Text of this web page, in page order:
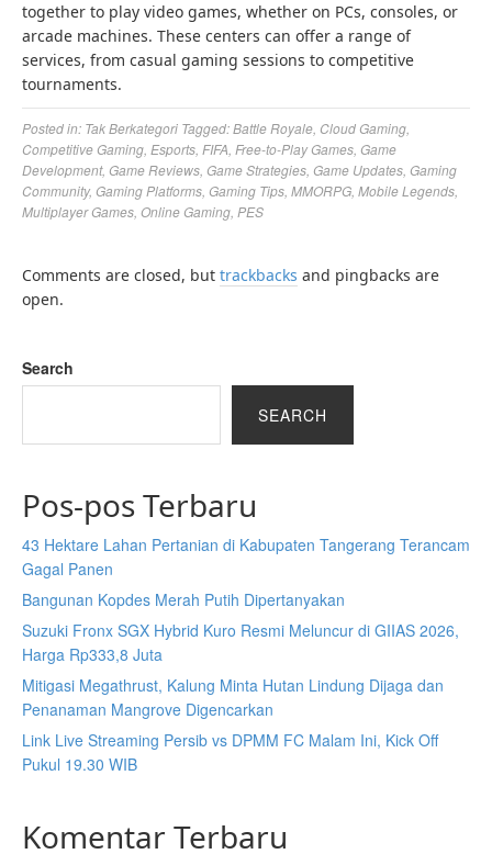
together to play video games, whether on PCs, consoles, or
arcade machines. These centers can offer a range of
services, from casual gaming sessions to competitive
tournaments.
Posted in: Tak Berkategori Tagged:Battle Royale Cloud Gaming
Competitive Gaming Esports FIFA Free-to-Play Games Game
Development, Game Reviews Game Strategies Game Updates Gaming
Community, Gaming Platforms Gaming Tips MMORPG Mobile Legends
Multiplayer Games Online Gaming PES
Comments are closed, but trackbacks and pingbacks are
open.
Search
SEARCH
Pos-pos Terbaru
43 Hektare Lahan Pertanian di Kabupaten Tangerang Terancam
Gagal Panen
Bangunan Kopdes Merah Putih Dipertanyakan
Suzuki Fronx SGX Hybrid Kuro Resmi Meluncur di GIIAS 2026,
Harga Rp333,8 Juta
Mitigasi Megathrust, Kalung Minta Hutan Lindung Dijaga dan
Penanaman Mangrove Digencarkan
Link Live Streaming Persib vs DPMM FC Malam Ini, Kick Off
Pukul 19.30 WIB
Komentar Terbaru